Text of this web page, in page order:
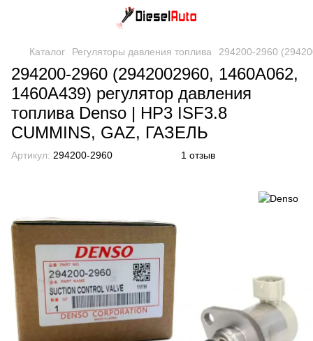
Каталог Регуляторы давления топлива 294200-2960
294200-2960 (2942002960, 1460A062,
1460A439) регулятор давления
топлива Denso | HP3 ISF3.8
CUMMINS, GAZ, ГАЗЕЛЬ
Артикул: 294200-2960 1 отзыв